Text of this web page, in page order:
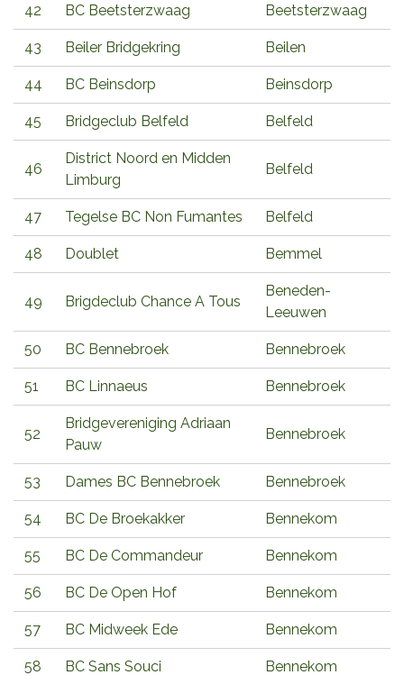
42 BC Beetsterzwaag Beetsterzwaag
43 Beiler Bridgekring Beilen
44 BC Beinsdorp Beinsdorp
45 Bridgeclub Belfeld Belfeld
46
District Noord en Midden
Limburg
Belfeld
47 Tegelse BC Non Fumantes Belfeld
48 Doublet Bemmel
49 Brigdeclub Chance A Tous
Beneden-
Leeuwen
50 BC Bennebroek Bennebroek
51 BC Linnaeus Bennebroek
52
Bridgevereniging Adriaan
Pauw
Bennebroek
53 Dames BC Bennebroek Bennebroek
54 BC De Broekakker Bennekom
55 BC De Commandeur Bennekom
56 BC De Open Hof Bennekom
57 BC Midweek Ede Bennekom
58 BC Sans Souci Bennekom